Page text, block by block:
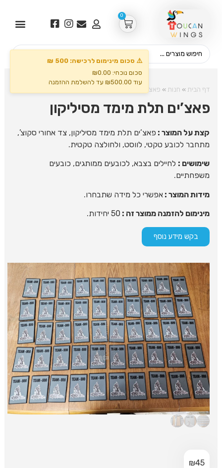
0
דף הבית » חנות » פאצ'ים
פאצ’ים תלת מימד מסיליקון
קצת על המוצר : פאצ’ים תלת מימד מסיליקון, צד אחורי סקוצ’,
מתחבר לכובע טקטי, לווסט, ולחולצה טקטית.
שימושים : לחיילים בצבא, לכובעים ממותגים, כובעים
משפחתיים.
מידות המוצר : אפשרי כל מידה שתבחרו.
מינימום להזמנה ממוצר זה : 50 יחידות.
בקש מידע נוסף
₪45
⚠️ סכום מינימום לרכישה: 500 ₪
סכום נוכחי: ₪0.00
עוד ₪500.00 עד להשלמת ההזמנה